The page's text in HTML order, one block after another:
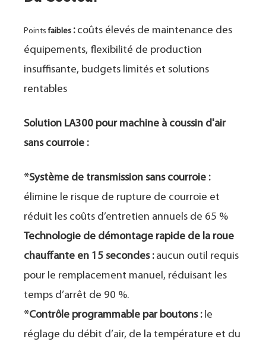
Pointsfaibles :coûts élevés de maintenance des
équipements, flexibilité de production
insuffisante, budgets limités et solutions
rentables
Solution LA300 pour machine à coussin d'air
sans courroie :
*Système de transmission sans courroie :
élimine le risque de rupture de courroie et
réduit les coûts d’entretien annuels de 65 %
Technologie de démontage rapide de la roue
chauffante en 15 secondes :aucun outil requis
pour le remplacement manuel, réduisant les
temps d’arrêt de 90 %.
*Contrôle programmable par boutons :le
réglage du débit d’air, de la température et du